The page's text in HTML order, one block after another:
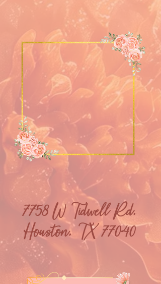
7758 W Tidwell Rd,
Houston, TX 77040